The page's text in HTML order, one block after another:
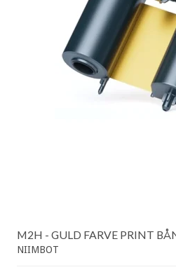
M2H - GULD FARVE PRINT
NIIMBOT